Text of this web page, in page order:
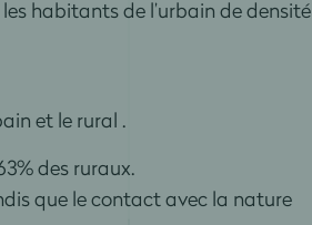
habitants de l’urbain de densité
et le rural .
des ruraux.
que le contact avec la nature